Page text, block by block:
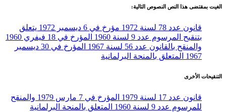
الغيت بمقتضى هذا النص النصوص التالية:
قانون عدد 78 لسنة 1972 مؤرخ في 6 ديسمبر 1972 يتعلق
بتنقيح المرسوم عدد 9 لسنة 1960 المؤرخ في 18 فيفري 1960
والمنقح بالقانون عدد 56 لسنة 1967 المؤرخ في 30 ديسمبر
1967 المتعلق بالمنحة البرلمانية
التنقيحات الأخرى
قانون عدد 17 لسنة 1979 المؤرخ في 7 مارس 1979 والمنقح
للمرسوم عدد 9 لسنة 1960 المتعلق بالمنحة البرلمانية